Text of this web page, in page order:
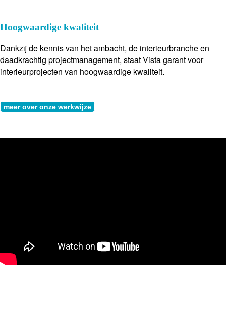
Hoogwaardige kwaliteit
Dankzij de kennis van het ambacht, de interieurbranche en
daadkrachtig projectmanagement, staat Vista garant voor
interieurprojecten van hoogwaardige kwaliteit.
meer over onze werkwijze